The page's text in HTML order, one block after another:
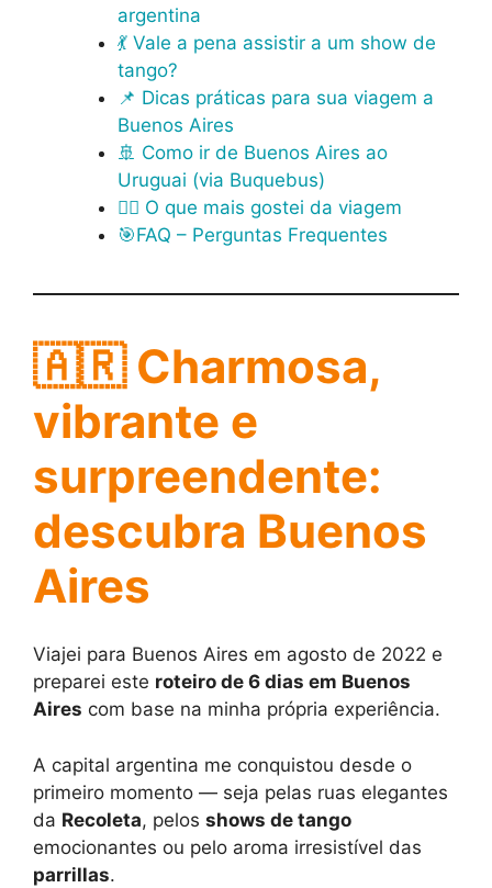
argentina
💃 Vale a pena assistir a um show de
tango?
📌 Dicas práticas para sua viagem a
Buenos Aires
🚢 Como ir de Buenos Aires ao
Uruguai (via Buquebus)
🙋‍♂️ O que mais gostei da viagem
🎯FAQ – Perguntas Frequentes
🇦🇷Charmosa,
vibrante e
surpreendente:
descubra Buenos
Aires
Viajei para Buenos Aires em agosto de 2022 e
preparei este roteiro de 6 dias em Buenos
Aires com base na minha própria experiência.
A capital argentina me conquistou desde o
primeiro momento — seja pelas ruas elegantes
da Recoleta, pelos shows de tango
emocionantes ou pelo aroma irresistível das
parrillas.